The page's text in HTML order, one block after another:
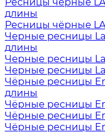
длины
Ресницы чёрные
Черные ресницы
длины
Черные ресницы
Черные ресницы
Чёрные ресницы
длины
Чёрные ресницы
Чёрные ресницы
Чёрные ресницы